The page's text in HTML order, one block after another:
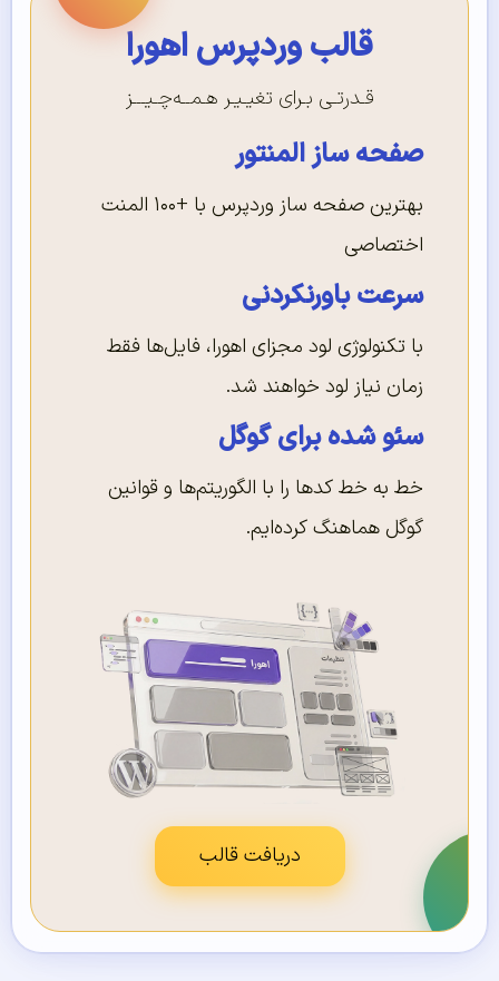
قالب وردپرس اهورا
قـدرتـی بـرای تغیـیـر هـمــه‌چـیـــز
صفحه ساز المنتور
بهترین صفحه ساز وردپرس با +۱۰۰ المنت
اختصاصی
سرعت باورنکردنی
با تکنولوژی لود مجزای اهورا، فایل‌ها فقط
زمان نیاز لود خواهند شد.
سئو شده برای گوگل
خط به خط کدها را با الگوریتم‌ها و قوانین
گوگل هماهنگ کرده‌ایم.
دریافت قالب